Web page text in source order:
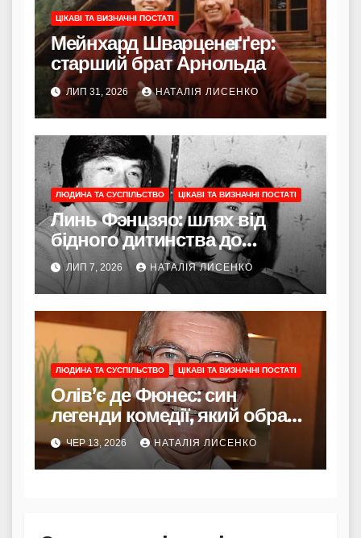
ЦІКАВІ ТА ВИЗНАЧНІ ПОСТАТІ
Мейнхард Шварценеґґер:
старший брат Арнольда
ЛИП 31, 2026 НАТАЛІЯ ЛИСЕНКО
ЛЮДИНА ТА СУСПІЛЬСТВО ЦІКАВІ ТА ВИЗНАЧНІ ПОСТАТІ
Линь Фэнцзяо: шлях від
бідного дитинства до
легенди тайванського кіно та
тихої опори для Джеки Чана
ЛИП 7, 2026 НАТАЛІЯ ЛИСЕНКО
ЛЮДИНА ТА СУСПІЛЬСТВО ЦІКАВІ ТА ВИЗНАЧНІ ПОСТАТІ
Олів’є де Фюнес: син
легенди комедії, який обрав
небо замість софітів
ЧЕР 13, 2026 НАТАЛІЯ ЛИСЕНКО